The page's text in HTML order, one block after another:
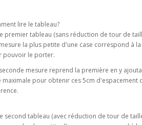
lire le tableau?
premier tableau (sans réduction de tour de
la plus petite d'une case correspond à
pouvoir le porter.
mesure reprend la première en y
maximale pour obtenir ces 5cm d'espacement
second tableau (avec réduction de tour de